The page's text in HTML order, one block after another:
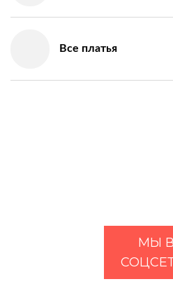
Все платья
МЫ В